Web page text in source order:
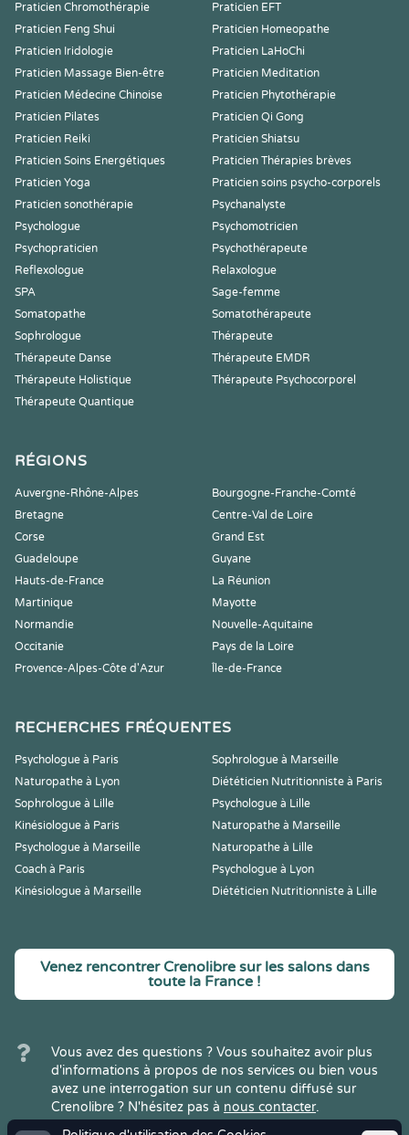
Praticien Chromothérapie
Praticien EFT
Praticien Feng Shui
Praticien Homeopathe
Praticien Iridologie
Praticien LaHoChi
Praticien Massage Bien-être
Praticien Meditation
Praticien Médecine Chinoise
Praticien Phytothérapie
Praticien Pilates
Praticien Qi Gong
Praticien Reiki
Praticien Shiatsu
Praticien Soins Energétiques
Praticien Thérapies brèves
Praticien Yoga
Praticien soins psycho-corporels
Praticien sonothérapie
Psychanalyste
Psychologue
Psychomotricien
Psychopraticien
Psychothérapeute
Reflexologue
Relaxologue
SPA
Sage-femme
Somatopathe
Somatothérapeute
Sophrologue
Thérapeute
Thérapeute Danse
Thérapeute EMDR
Thérapeute Holistique
Thérapeute Psychocorporel
Thérapeute Quantique
RÉGIONS
Auvergne-Rhône-Alpes
Bourgogne-Franche-Comté
Bretagne
Centre-Val de Loire
Corse
Grand Est
Guadeloupe
Guyane
Hauts-de-France
La Réunion
Martinique
Mayotte
Normandie
Nouvelle-Aquitaine
Occitanie
Pays de la Loire
Provence-Alpes-Côte d'Azur
Île-de-France
RECHERCHES FRÉQUENTES
Psychologue à Paris
Sophrologue à Marseille
Naturopathe à Lyon
Diététicien Nutritionniste à Paris
Sophrologue à Lille
Psychologue à Lille
Kinésiologue à Paris
Naturopathe à Marseille
Psychologue à Marseille
Naturopathe à Lille
Coach à Paris
Psychologue à Lyon
Kinésiologue à Marseille
Diététicien Nutritionniste à Lille
Venez rencontrer Crenolibre sur les salons dans
toute la France !
Vous avez des questions ? Vous souhaitez avoir plus
d'informations à propos de nos services ou bien vous
avez une interrogation sur un contenu diffusé sur
Crenolibre ? N'hésitez pas à nous contacter.